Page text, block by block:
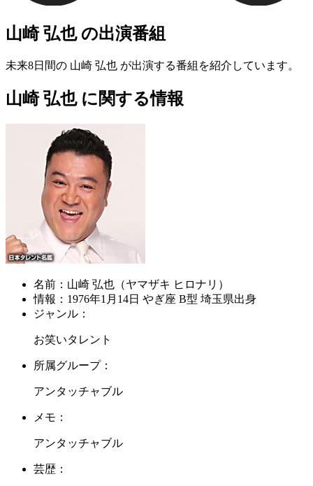
山崎 弘也 の出演番組
未来8日間の 山崎 弘也 が出演する番組を紹介しています。
山崎 弘也 に関する情報
名前： 山崎 弘也（ヤマザキ ヒロナリ）
情報： 1976年1月14日 やぎ座 B型 埼玉県出身
ジャンル：
お笑いタレント
所属グループ：
アンタッチャブル
メモ：
アンタッチャブル
芸歴：